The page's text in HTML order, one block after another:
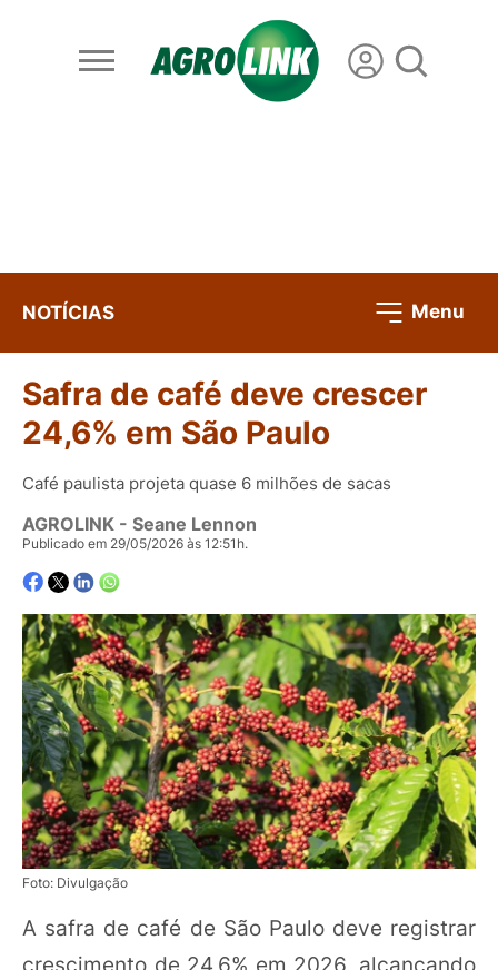
NOTÍCIAS Menu
Safra de café deve crescer
24,6% em São Paulo
Café paulista projeta quase 6 milhões de sacas
AGROLINK - Seane Lennon
Publicado em 29/05/2026 às 12:51h.
Foto: Divulgação
A safra de café de São Paulo deve registrar